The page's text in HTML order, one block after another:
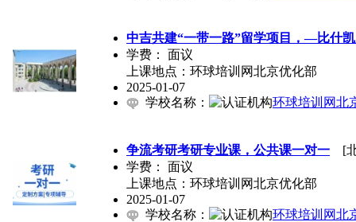
中吉共建“一带一路”留学项目，—比什
学费： 面议
上课地点：环球培训网北京优化部
2025-01-07
学校名称：
环球培训网北
争流考研考研专业课，公共课一对一 [
学费： 面议
上课地点：环球培训网北京优化部
2025-01-07
学校名称：
环球培训网北